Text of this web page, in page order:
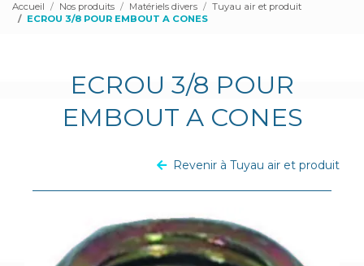
Accueil Nos produits Matériels divers
Tuyau air et produit
ECROU 3/8 POUR EMBOUT A CONES
ECROU 3/8 POUR
EMBOUT A CONES
Revenir à Tuyau air et produit